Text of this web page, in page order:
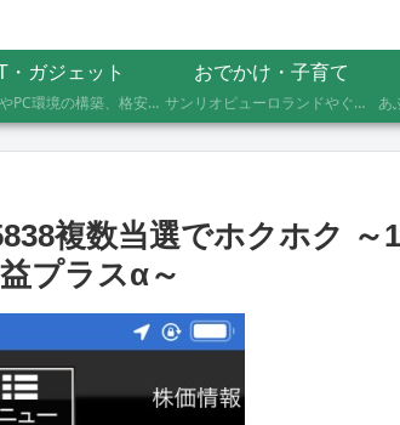
・ガジェット
自作PCやPC環境の構築、格安SIMへのMNP乗り換え、便利なソフト・サービスの活用記録です。製品の型番や設定手順、つまずいたポイントまで具体的に記載していますので、同じことをしたい方の参考になれば幸いです。
おでかけ・子育て
サンリオピューロランドやぐりんぱなど、未就学児2人を連れて実際に行ったスポットの体験レポートです。株主優待や割引券でお得に楽しむ方法、子連れならではの持ち物や注意点もあわせて記録しています。
複数当選でホクホク ～
プラスα～